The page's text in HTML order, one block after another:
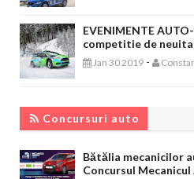
EVENIMENTE
competitie de
Jan 30 2019 -
Concursuri auto
Bătălia mecanicilor
Concursul Mecanicul